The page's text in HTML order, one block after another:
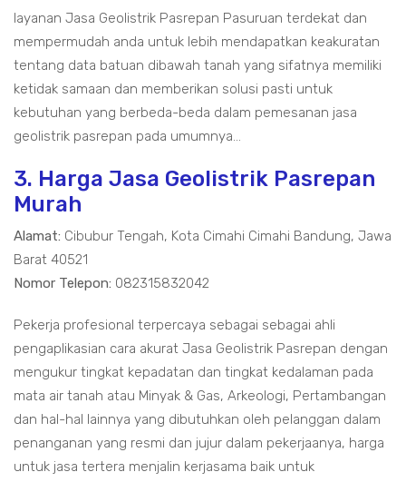
layanan Jasa Geolistrik Pasrepan Pasuruan terdekat dan
mempermudah anda untuk lebih mendapatkan keakuratan
tentang data batuan dibawah tanah yang sifatnya memiliki
ketidak samaan dan memberikan solusi pasti untuk
kebutuhan yang berbeda-beda dalam pemesanan jasa
geolistrik pasrepan pada umumnya...
3. Harga Jasa Geolistrik Pasrepan
Murah
Alamat: Cibubur Tengah, Kota Cimahi Cimahi Bandung, Jawa
Barat 40521
Nomor Telepon: 082315832042
Pekerja profesional terpercaya sebagai sebagai ahli
pengaplikasian cara akurat Jasa Geolistrik Pasrepan dengan
mengukur tingkat kepadatan dan tingkat kedalaman pada
mata air tanah atau Minyak & Gas, Arkeologi, Pertambangan
dan hal-hal lainnya yang dibutuhkan oleh pelanggan dalam
penanganan yang resmi dan jujur dalam pekerjaanya, harga
untuk jasa tertera menjalin kerjasama baik untuk